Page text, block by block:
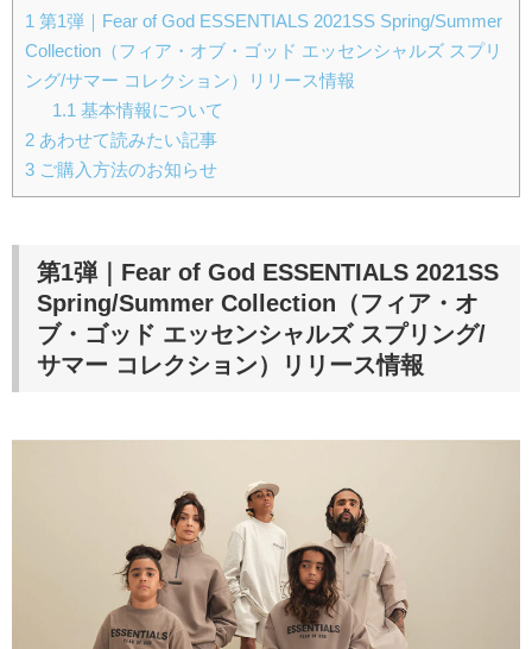
1 第1弾｜Fear of God ESSENTIALS 2021SS Spring/Summer
Collection（フィア・オブ・ゴッド エッセンシャルズ スプリ
ング/サマー コレクション）リリース情報
1.1 基本情報について
2 あわせて読みたい記事
3 ご購入方法のお知らせ
第1弾｜ Fear of God ESSENTIALS 2021SS
Spring/Summer Collection（フィア・オ
ブ・ゴッド エッセンシャルズ スプリング/
サマー コレクション）
リリース情報